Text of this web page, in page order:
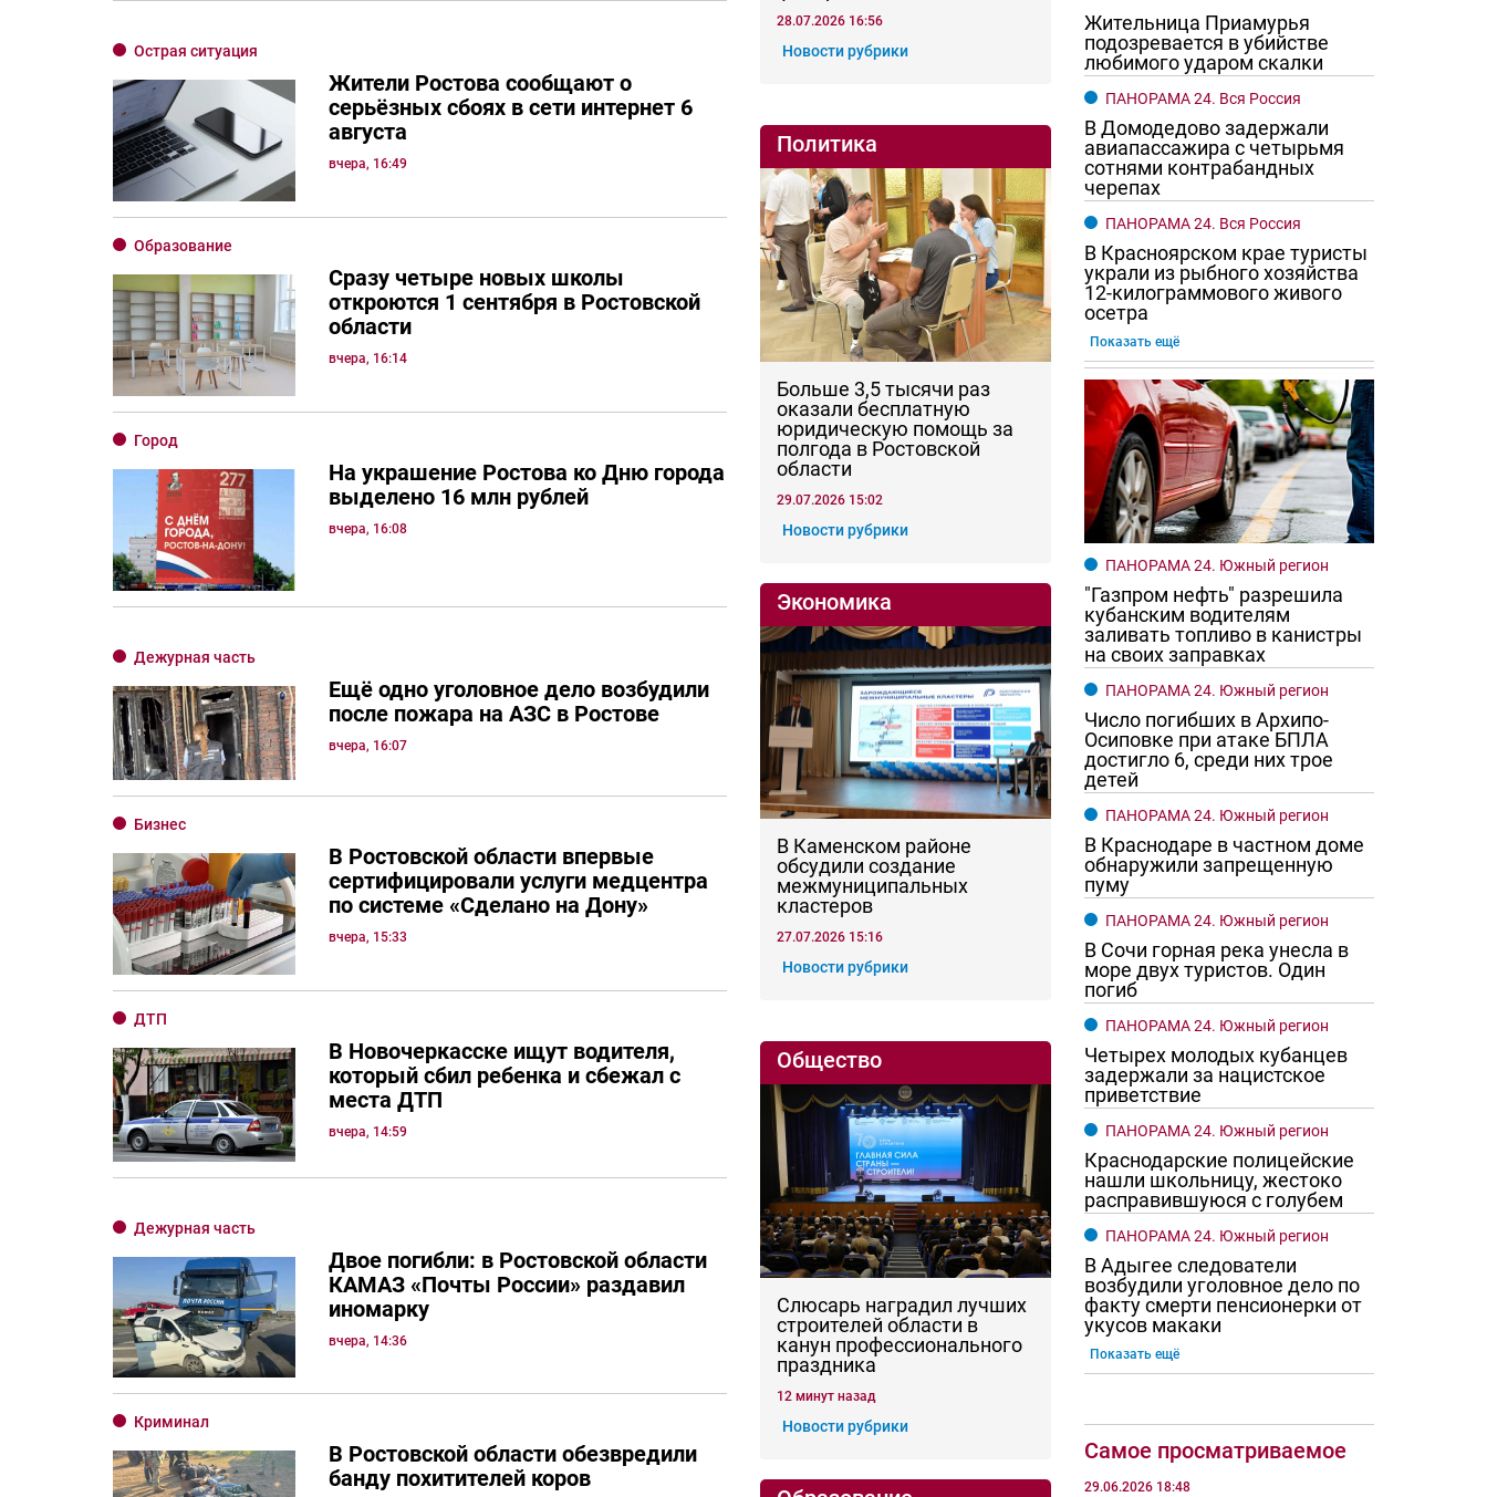
Острая ситуация
Жители Ростова сообщают о
серьёзных сбоях в сети интернет 6
августа
вчера, 16:49
Образование
Сразу четыре новых школы
откроются 1 сентября в Ростовской
области
вчера, 16:14
Город
На украшение Ростова ко Дню города
выделено 16 млн рублей
вчера, 16:08
Дежурная часть
Ещё одно уголовное дело возбудили
после пожара на АЗС в Ростове
вчера, 16:07
Бизнес
В Ростовской области впервые
сертифицировали услуги медцентра
по системе «Сделано на Дону»
вчера, 15:33
ДТП
В Новочеркасске ищут водителя,
который сбил ребенка и сбежал с
места ДТП
вчера, 14:59
Дежурная часть
Двое погибли: в Ростовской области
КАМАЗ «Почты России» раздавил
иномарку
вчера, 14:36
Криминал
В Ростовской области обезвредили
банду похитителей коров
28.07.2026 16:56
Новости рубрики
Политика
Больше 3,5 тысячи раз
оказали бесплатную
юридическую помощь за
полгода в Ростовской
области
29.07.2026 15:02
Новости рубрики
Экономика
В Каменском районе
обсудили создание
межмуниципальных
кластеров
27.07.2026 15:16
Новости рубрики
Общество
Слюсарь наградил лучших
строителей области в
канун профессионального
праздника
12 минут назад
Новости рубрики
Жительница Приамурья
подозревается в убийстве
любимого ударом скалки
ПАНОРАМА 24. Вся Россия
В Домодедово задержали
авиапассажира с четырьмя
сотнями контрабандных
черепах
ПАНОРАМА 24. Вся Россия
В Красноярском крае туристы
украли из рыбного хозяйства
12-килограммового живого
осетра
Показать ещё
ПАНОРАМА 24. Южный регион
"Газпром нефть" разрешила
кубанским водителям
заливать топливо в канистры
на своих заправках
ПАНОРАМА 24. Южный регион
Число погибших в Архипо-
Осиповке при атаке БПЛА
достигло 6, среди них трое
детей
ПАНОРАМА 24. Южный регион
В Краснодаре в частном доме
обнаружили запрещенную
пуму
ПАНОРАМА 24. Южный регион
В Сочи горная река унесла в
море двух туристов. Один
погиб
ПАНОРАМА 24. Южный регион
Четырех молодых кубанцев
задержали за нацистское
приветствие
ПАНОРАМА 24. Южный регион
Краснодарские полицейские
нашли школьницу, жестоко
расправившуюся с голубем
ПАНОРАМА 24. Южный регион
В Адыгее следователи
возбудили уголовное дело по
факту смерти пенсионерки от
укусов макаки
Показать ещё
Самое просматриваемое
29.06.2026 18:48